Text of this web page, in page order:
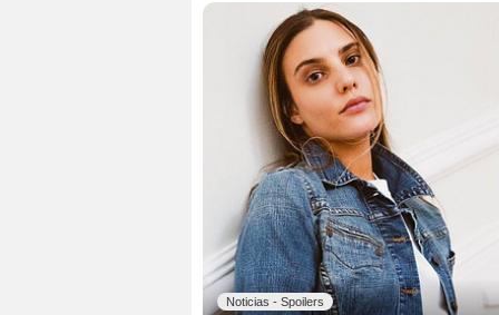
Noticias - Spoilers